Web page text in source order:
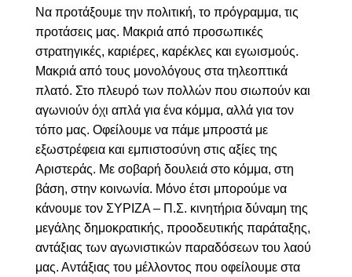
Να προτάξουμε την πολιτική, το πρόγραμμα, τις
προτάσεις μας. Μακριά από προσωπικές
στρατηγικές, καριέρες, καρέκλες και εγωισμούς.
Μακριά από τους μονολόγους στα τηλεοπτικά
πλατό. Στο πλευρό των πολλών που σιωπούν και
αγωνιούν όχι απλά για ένα κόμμα, αλλά για τον
τόπο μας. Οφείλουμε να πάμε μπροστά με
εξωστρέφεια και εμπιστοσύνη στις αξίες της
Αριστεράς. Με σοβαρή δουλειά στο κόμμα, στη
βάση, στην κοινωνία. Μόνο έτσι μπορούμε να
κάνουμε τον ΣΥΡΙΖΑ – Π.Σ. κινητήρια δύναμη της
μεγάλης δημοκρατικής, προοδευτικής παράταξης,
αντάξιας των αγωνιστικών παραδόσεων του λαού
μας. Αντάξιας του μέλλοντος που οφείλουμε στα